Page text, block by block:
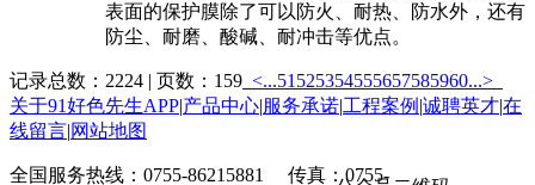
表面的保护膜除了可以防火、耐热、防水外，还有
防尘、耐磨、酸碱、耐冲击等优点。
记录总数：2224 | 页数：159 <...51 525354555657585960...>
关于91好色先生APP|产品中心|服务承诺|工程案例 |诚聘英才|在
线留言|网站地图
全国服务热线：0755-86215881 传真：0755-